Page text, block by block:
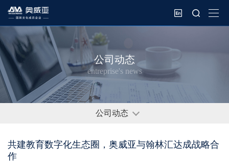
公司动态
entreprise's news
公司动态
共建教育数字化生态圈，奥威亚与翰林汇达成战略合
作